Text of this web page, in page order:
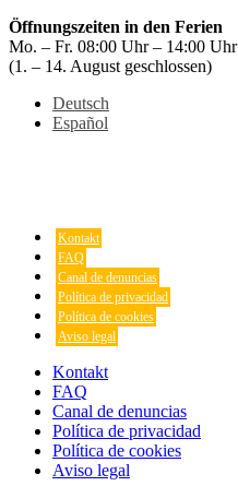
Öffnungszeiten in den Ferien
Mo. – Fr. 08:00 Uhr – 14:00 Uhr
(1. – 14. August geschlossen)
Deutsch
Español
Kontakt
FAQ
Canal de denuncias
Política de privacidad
Política de cookies
Aviso legal
Kontakt
FAQ
Canal de denuncias
Política de privacidad
Política de cookies
Aviso legal